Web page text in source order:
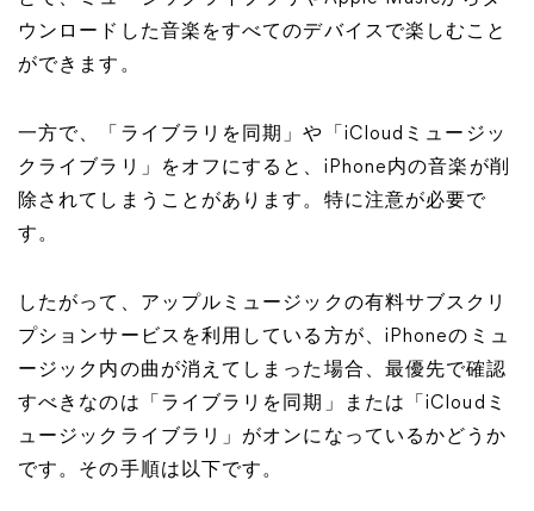
ウンロードした音楽をすべてのデバイスで楽しむこと
ができます。
一方で、「ライブラリを同期」や「iCloudミュージッ
クライブラリ」をオフにすると、iPhone内の音楽が削
除されてしまうことがあります。特に注意が必要で
す。
したがって、アップルミュージックの有料サブスクリ
プションサービスを利用している方が、iPhoneのミュ
ージック内の曲が消えてしまった場合、最優先で確認
すべきなのは「ライブラリを同期」または「iCloudミ
ュージックライブラリ」がオンになっているかどうか
です。その手順は以下です。